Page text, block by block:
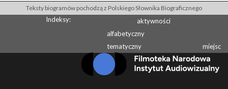
Teksty biogramów pochodzą z Polskiego Słownika Biograficznego
Indeksy:
aktywności
alfabetyczny
tematyczny
miejsc